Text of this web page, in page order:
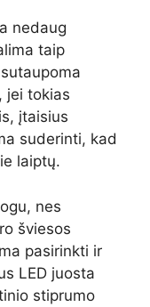
nedaug
taip
jei tokias
įtaisius
suderinti, kad
laiptų.
nes
šviesos
pasirinkti ir
LED juosta
stiprumo